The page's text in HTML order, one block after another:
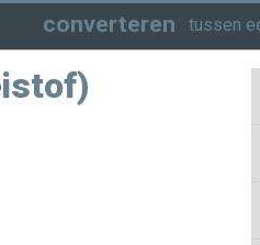
converteren tussen